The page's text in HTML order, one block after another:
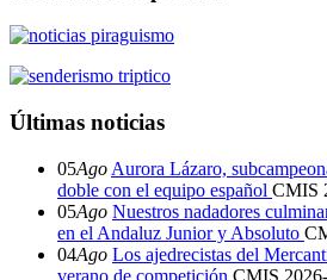
Últimas noticias
05Ago Aurora Lázaro,
doble con el equipo español CMIS
05Ago Nuestros nadadores
en el Andaluz Junior y Absoluto
04Ago Los ajedrecistas del
verano de competición CMIS